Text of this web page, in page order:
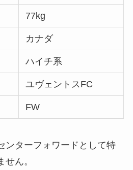
77kg
カナダ
ハイチ系
ユヴェントスFC
FW
ンターフォワードとして特
ん。